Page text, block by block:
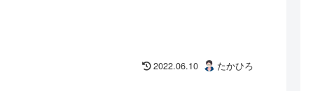
2022.06.10 たかひろ